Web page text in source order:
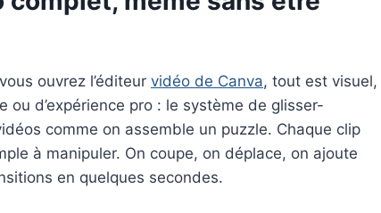
ouvrez l’éditeur vidéo de Canva, tout est visuel,
d’expérience pro : le système de glisser-
comme on assemble un puzzle. Chaque clip
à manipuler. On coupe, on déplace, on ajoute
en quelques secondes.